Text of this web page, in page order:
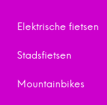
Elektrische fietsen
Stadsfietsen
Mountainbikes